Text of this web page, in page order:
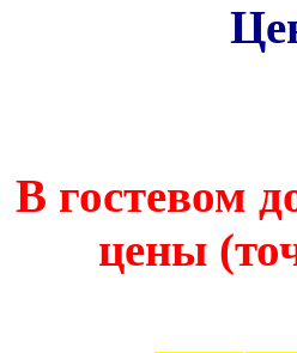
В гостевом
цены